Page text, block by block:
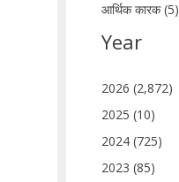
आर्थिक कारक (5)
Year
2026 (2,872)
2025 (10)
2024 (725)
2023 (85)